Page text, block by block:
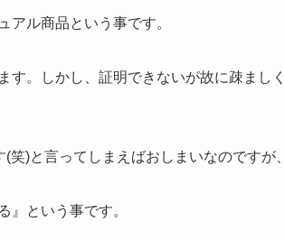
ル商品という事です。
す。しかし、証明できないが故に疎ましく
)と言ってしまえばおしまいなのですが、
』という事です。